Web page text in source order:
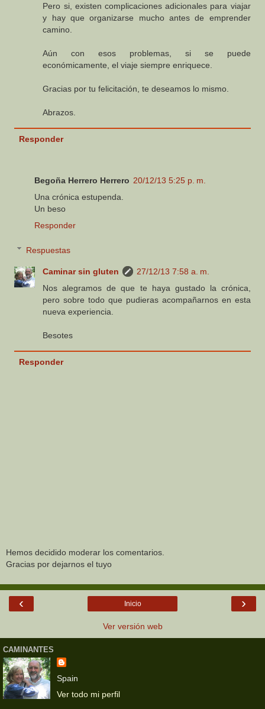
Pero si, existen complicaciones adicionales para viajar
y hay que organizarse mucho antes de emprender
camino.
Aún con esos problemas, si se puede
económicamente, el viaje siempre enriquece.
Gracias por tu felicitación, te deseamos lo mismo.
Abrazos.
Responder
Begoña Herrero Herrero 20/12/13 5:25 p. m.
Una crónica estupenda.
Un beso
Responder
Respuestas
Caminar sin gluten
27/12/13 7:58 a. m.
Nos alegramos de que te haya gustado la crónica,
pero sobre todo que pudieras acompañarnos en esta
nueva experiencia.
Besotes
Responder
Hemos decidido moderar los comentarios.
Gracias por dejarnos el tuyo
‹ ›
Inicio
Ver versión web
CAMINANTES
Spain
Ver todo mi perfil